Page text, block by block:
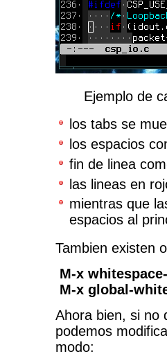
Ejemplo de
los tabs se
los espacios
fin de linea
las lineas en
mientras que
espacios al
Tambien existen
M-x
M-x global-
Ahora bien, si no
podemos
modo: